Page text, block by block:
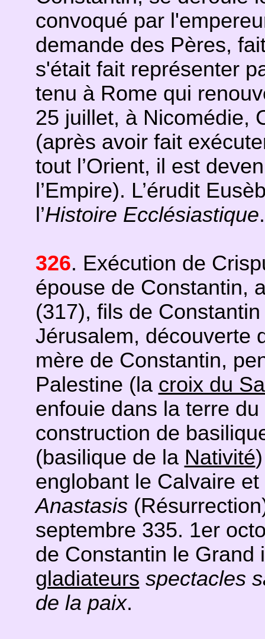
convoqué par
demande des Pères,
s'était fait représenter
tenu à Rome qui
25 juillet, à Nicomédie,
(après avoir fait
tout l’Orient, il est
l’Empire). L’érudit
l’Histoire Ecclésiastique.
326. Exécution de
épouse de Constantin,
(317), fils de
Jérusalem, découverte
mère de Constantin,
Palestine (la croix du
enfouie dans la terre
construction de
(basilique de la Nativité
englobant le Calvaire
Anastasis
septembre 335. 1er
de Constantin le Grand
gladiateurs spectacles
de la paix.